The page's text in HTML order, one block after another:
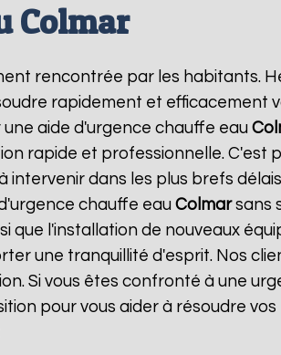
Colmar
rencontrée par les habitants.
rapidement et efficacement
aide d'urgence chauffe eau
rapide et professionnelle. C'est
intervenir dans les plus brefs
chauffe eau Colmarsans
l'installation de nouveaux
une tranquillité d'esprit. Nos
Si vous êtes confronté à une
pour vous aider à résoudre